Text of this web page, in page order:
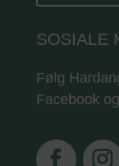
SOSIALE
Følg
Facebook